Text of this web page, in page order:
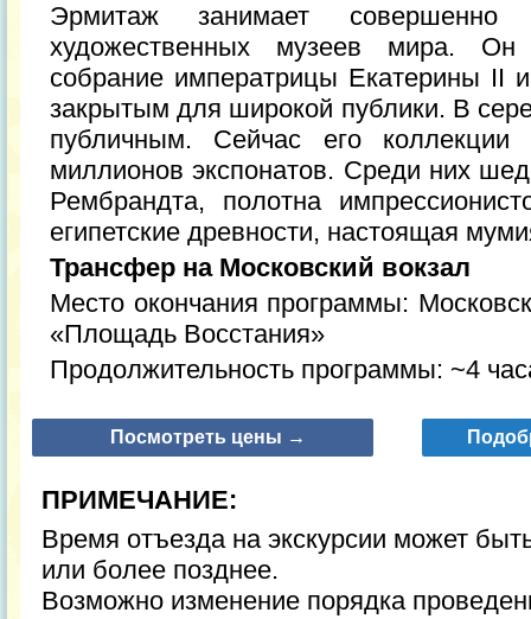
Эрмитаж занимает
художественных музеев мира. Он
собрание императрицы Екатерины II
закрытым для широкой публики. В
публичным. Сейчас его
миллионов экспонатов. Среди них
Рембрандта, полотна
египетские древности, настоящая
Трансфер на Московский вокзал
Место окончания программы:
«Площадь Восстания»
Продолжительность программы: ~4
Посмотреть цены →
ПРИМЕЧАНИЕ:
Время отъезда на экскурсии может
или более позднее.
Возможно изменение порядка